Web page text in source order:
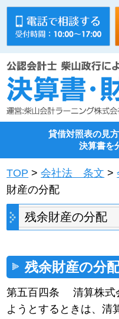
貸借対照表の見
決算書を
TOP >会社法 条文 >
財産の分配
残余財産の分配
残余財産の分
第五百四条 清算株式
ようとするときは、清